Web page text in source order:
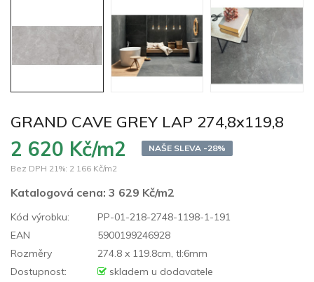
GRAND CAVE GREY LAP 274,8x119,8
2 620 Kč/m2
NAŠE SLEVA -28%
Bez DPH 21%: 2 166 Kč/m2
Katalogová cena: 3 629 Kč/m2
Kód výrobku:
PP-01-218-2748-1198-1-191
EAN
5900199246928
Rozměry
274.8 x 119.8cm, tl:6mm
Dostupnost:
skladem u dodavatele